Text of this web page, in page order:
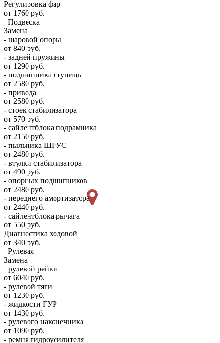
Регулировка фар
от 1760 руб.
Подвеска
Замена
- шаровой опоры
от 840 руб.
- задней пружины
от 1290 руб.
- подшипника ступицы
от 2580 руб.
- привода
от 2580 руб.
- стоек стабилизатора
от 570 руб.
- сайлентблока подрамника
от 2150 руб.
- пыльника ШРУС
от 2480 руб.
- втулки стабилизатора
от 490 руб.
- опорных подшипников
от 2480 руб.
- переднего амортизатора
от 2440 руб.
- сайлентблока рычага
от 550 руб.
Диагностика ходовой
от 340 руб.
Рулевая
Замена
- рулевой рейки
от 6040 руб.
- рулевой тяги
от 1230 руб.
- жидкости ГУР
от 1430 руб.
- рулевого наконечника
от 1090 руб.
- ремня гидроусилителя